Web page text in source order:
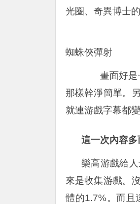
光圈、奇異博士
蜘蛛俠彈射
畫面好是一
那樣幹淨簡單。
就連游戲字幕都
這一次內容多
樂高游戲給
來是收集游戲。
體的1.7%。而且